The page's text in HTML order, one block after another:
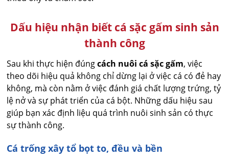
Dấu hiệu nhận biết cá sặc gấm sinh sản
thành công
Sau khi thực hiện đúngcách nuôi cá sặc gấm, việc
theo dõi hiệu quả không chỉ dừng lại ở việc cá có đẻ hay
không, mà còn nằm ở việc đánh giá chất lượng trứng, tỷ
lệ nở và sự phát triển của cá bột. Những dấu hiệu sau
giúp bạn xác định liệu quá trình nuôi sinh sản có thực
sự thành công.
Cá trống xây tổ bọt to, đều và bền